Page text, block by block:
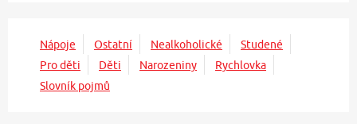
Nápoje Ostatní Nealkoholické
Studené
Pro děti
Děti Narozeniny
Rychlovka
Slovník pojmů